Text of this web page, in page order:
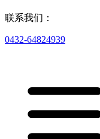
联系我们：
0432-64824939